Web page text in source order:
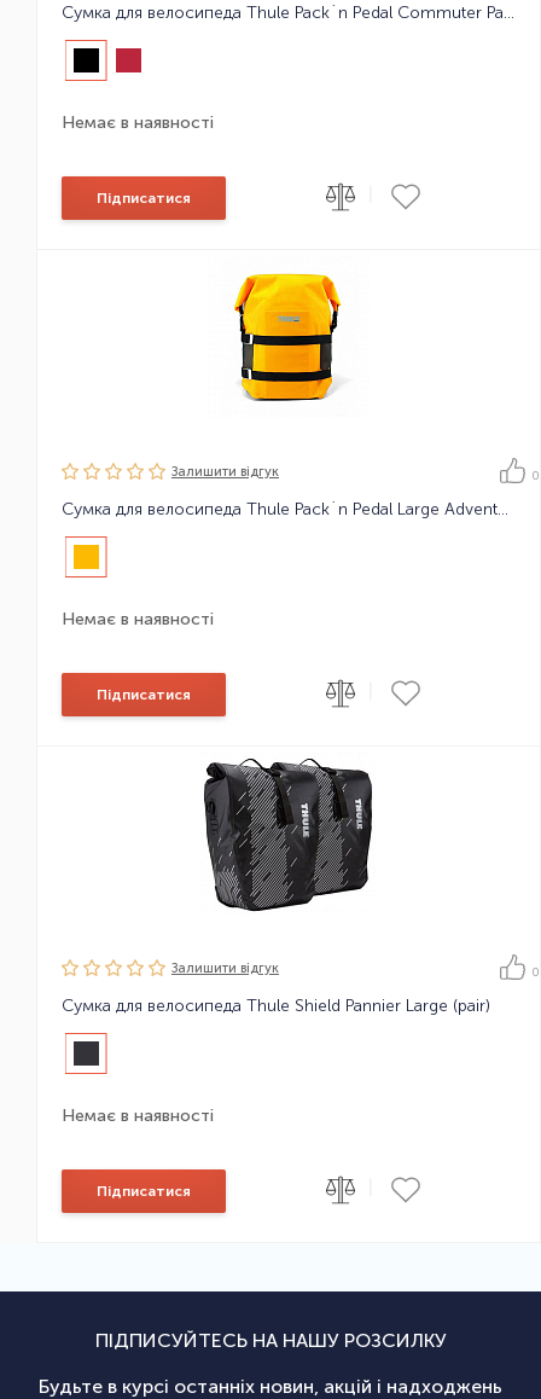
Сумка для велосипеда Thule Pack´n Pedal Commuter Pannier 18 L
Немає в наявності
Підписатися
Залишити вiдгук 0
Сумка для велосипеда Thule Pack´n Pedal Large Adventure Touring Pannier
Немає в наявності
Підписатися
Залишити вiдгук 0
Сумка для велосипеда Thule Shield Pannier Large (pair)
Немає в наявності
Підписатися
ПІДПИСУЙТЕСЬ НА НАШУ РОЗСИЛКУ
Будьте в курсі останніх новин, акцій і надходжень